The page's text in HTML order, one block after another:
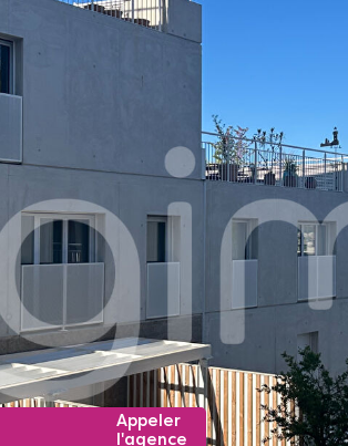
Appeler
l'agence